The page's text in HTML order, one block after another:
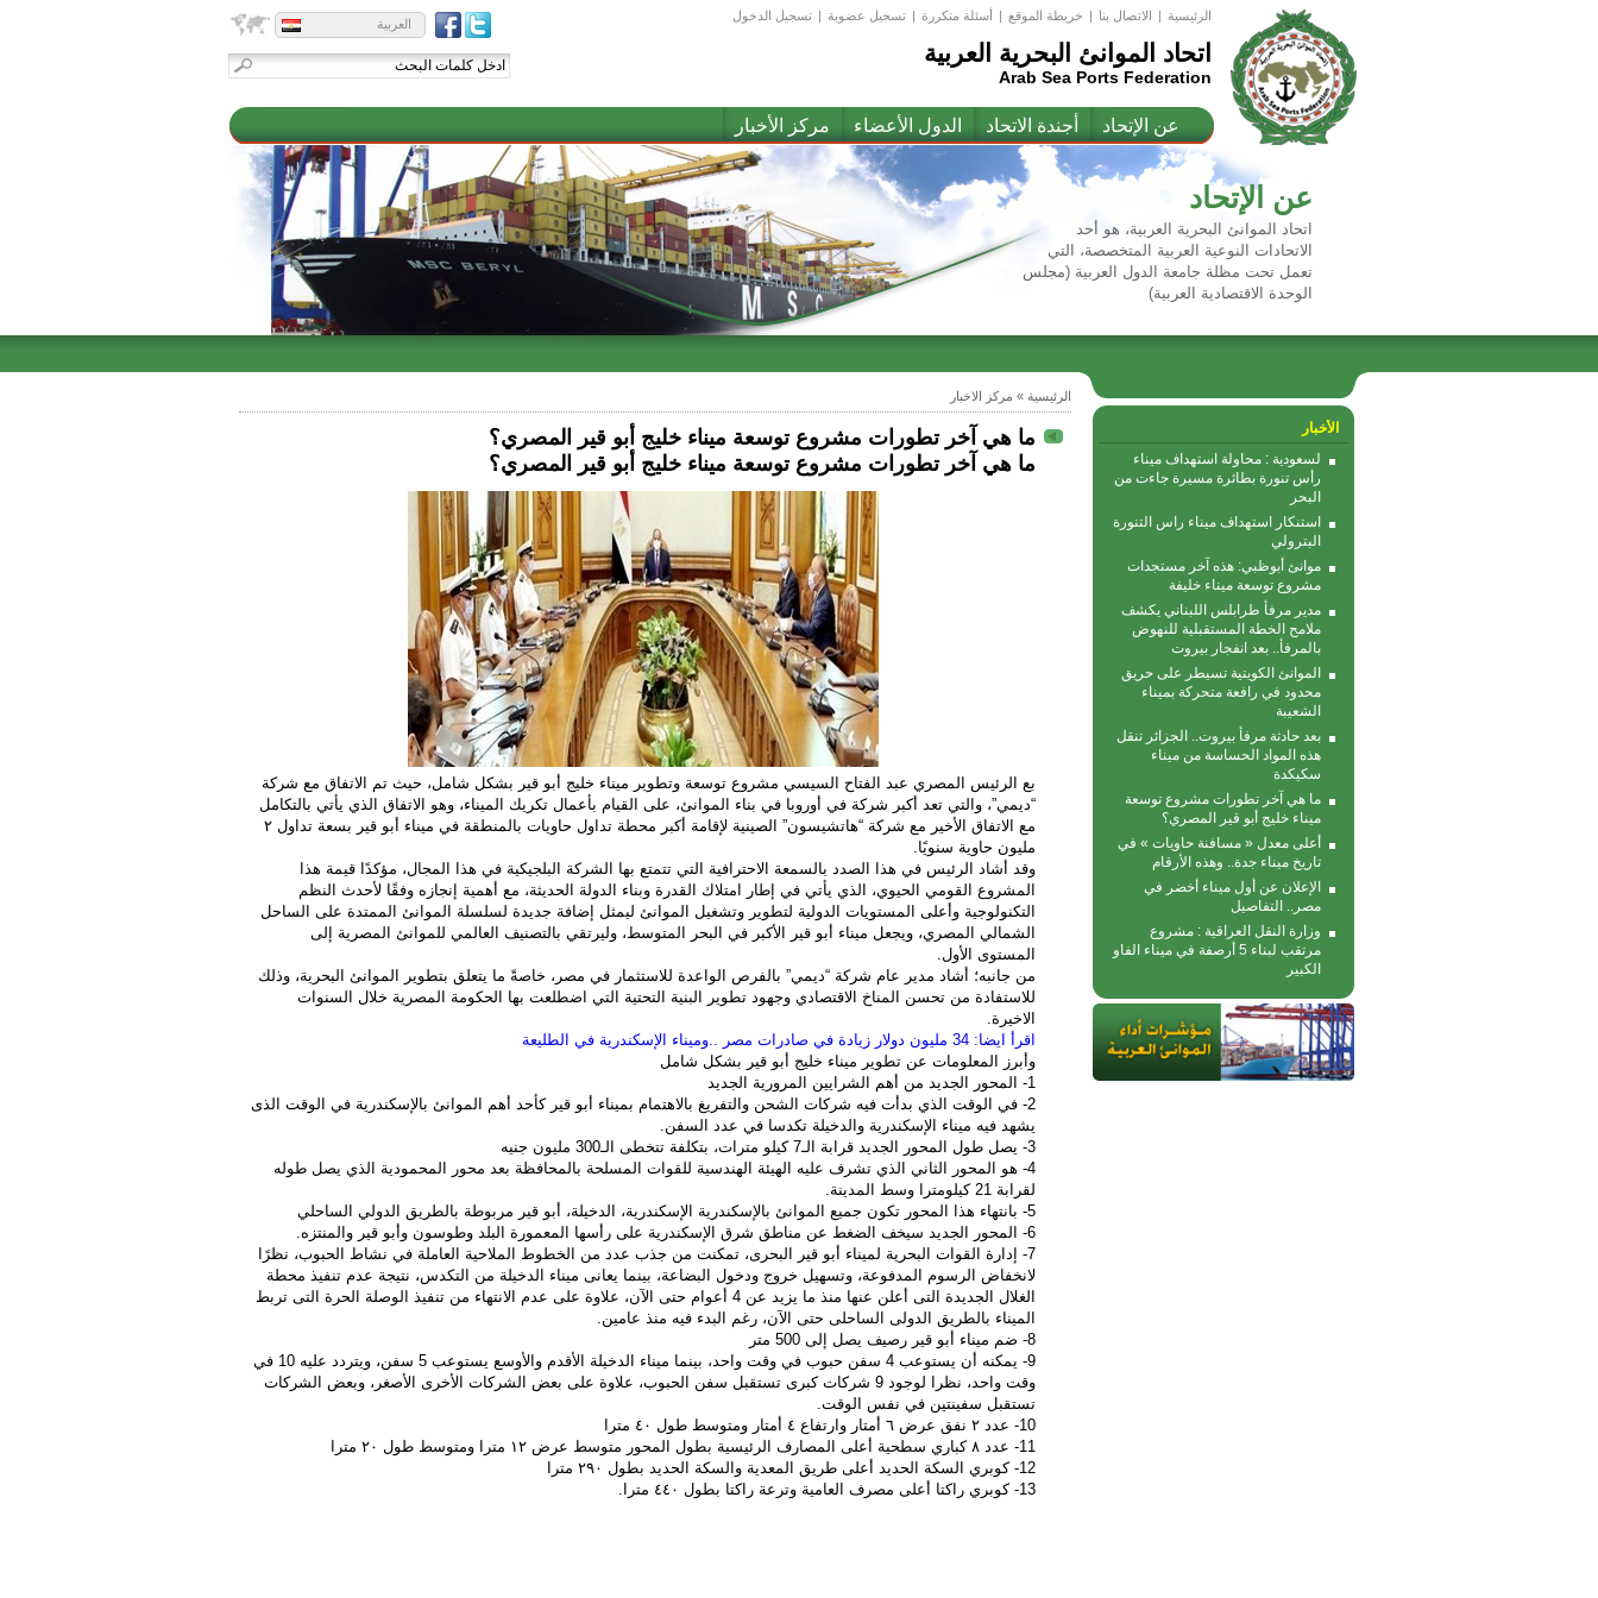
الرئيسية | اﻻتصال بنا | خريطة الموقع | أسئلة متكررة | تسجيل عضوبة | تسجيل الدخول
اتحاد الموانئ البحرية العربية
Arab Sea Ports Federation
العربية
عن الإتحاد أجندة الاتحاد الدول الأعضاء مركز الأخبار
عن الإتحاد
اتحاد الموانئ البحرية العربية، هو أحد
الاتحادات النوعية العربية المتخصصة، التي
تعمل تحت مظلة جامعة الدول العربية (مجلس
الوحدة الاقتصادية العربية)
الأخبار
لسعودية : محاولة استهداف ميناء
رأس تنورة بطائرة مسيرة جاءت من
البحر
استنكار استهداف ميناء راس التنورة
البترولي
موانئ أبوظبي: هذه آخر مستجدات
مشروع توسعة ميناء خليفة
مدير مرفأ طرابلس اللبناني يكشف
ملامح الخطة المستقبلية للنهوض
بالمرفأ.. بعد انفجار بيروت
الموانئ الكويتية تسيطر على حريق
محدود في رافعة متحركة بمیناء
الشعیبة
بعد حادثة مرفأ بيروت.. الجزائر تنقل
هذه المواد الحساسة من ميناء
سكيكدة
ما هي آخر تطورات مشروع توسعة
ميناء خليج أبو قير المصري؟
أعلى معدل « مسافنة حاويات » في
تاريخ ميناء جدة.. وهذه الأرقام
الإعلان عن أول ميناء أخضر في
مصر.. التفاصيل
وزارة النقل العراقية : مشروع
مرتقب لبناء 5 أرصفة في ميناء الفاو
الكبير
الرئيسية » مركز الاخبار
ما هي آخر تطورات مشروع توسعة ميناء خليج أبو قير المصري؟
ما هي آخر تطورات مشروع توسعة ميناء خليج أبو قير المصري؟
بع الرئيس المصري عبد الفتاح السيسي مشروع توسعة وتطوير ميناء خليج أبو قير بشكل شامل، حيث تم الاتفاق مع شركة
“ديمي”، والتي تعد أكبر شركة في أوروبا في بناء الموانئ، على القيام بأعمال تكريك الميناء، وهو الاتفاق الذي يأتي بالتكامل
مع الاتفاق الأخير مع شركة “هاتشيسون” الصينية لإقامة أكبر محطة تداول حاويات بالمنطقة في ميناء أبو قير بسعة تداول ٢
مليون حاوية سنويًا.
وقد أشاد الرئيس في هذا الصدد بالسمعة الاحترافية التي تتمتع بها الشركة البلجيكية في هذا المجال، مؤكدًا قيمة هذا
المشروع القومي الحيوي، الذي يأتي في إطار امتلاك القدرة وبناء الدولة الحديثة، مع أهمية إنجازه وفقًا لأحدث النظم
التكنولوجية وأعلى المستويات الدولية لتطوير وتشغيل الموانئ ليمثل إضافة جديدة لسلسلة الموانئ الممتدة على الساحل
الشمالي المصري، ويجعل ميناء أبو قير الأكبر في البحر المتوسط، وليرتقي بالتصنيف العالمي للموانئ المصرية إلى
المستوى الأول.
من جانبه؛ أشاد مدير عام شركة “ديمي” بالفرص الواعدة للاستثمار في مصر، خاصةً ما يتعلق بتطوير الموانئ البحرية، وذلك
للاستفادة من تحسن المناخ الاقتصادي وجهود تطوير البنية التحتية التي اضطلعت بها الحكومة المصرية خلال السنوات
الاخيرة.
اقرأ ايضا: 34 مليون دولار زيادة في صادرات مصر ..وميناء الإسكندرية في الطليعة
وأبرز المعلومات عن تطوير ميناء خليج أبو قير بشكل شامل
1- المحور الجديد من أهم الشرايين المرورية الجديد
2- في الوقت الذي بدأت فيه شركات الشحن والتفريغ بالاهتمام بميناء أبو قير كأحد أهم الموانئ بالإسكندرية في الوقت الذى
يشهد فيه ميناء الإسكندرية والدخيلة تكدسا في عدد السفن.
3- يصل طول المحور الجديد قرابة الـ7 كيلو مترات، بتكلفة تتخطى الـ300 مليون جنيه
4- هو المحور الثاني الذي تشرف عليه الهيئة الهندسية للقوات المسلحة بالمحافظة بعد محور المحمودية الذي يصل طوله
لقرابة 21 كيلومترا وسط المدينة.
5- بانتهاء هذا المحور تكون جميع الموانئ بالإسكندرية الإسكندرية، الدخيلة، أبو قير مربوطة بالطريق الدولي الساحلي
6- المحور الجديد سيخف الضغط عن مناطق شرق الإسكندرية على رأسها المعمورة البلد وطوسون وأبو قير والمنتزه.
7- إدارة القوات البحرية لميناء أبو قير البحرى، تمكنت من جذب عدد من الخطوط الملاحية العاملة في نشاط الحبوب، نظرًا
لانخفاض الرسوم المدفوعة، وتسهيل خروج ودخول البضاعة، بينما يعانى ميناء الدخيلة من التكدس، نتيجة عدم تنفيذ محطة
الغلال الجديدة التى أعلن عنها منذ ما يزيد عن 4 أعوام حتى الآن، علاوة على عدم الانتهاء من تنفيذ الوصلة الحرة التى تربط
الميناء بالطريق الدولى الساحلى حتى الآن، رغم البدء فيه منذ عامين.
8- ضم ميناء أبو قير رصيف يصل إلى 500 متر
9- يمكنه أن يستوعب 4 سفن حبوب في وقت واحد، بينما ميناء الدخيلة الأقدم والأوسع يستوعب 5 سفن، ويتردد عليه 10 في
وقت واحد، نظرا لوجود 9 شركات كبرى تستقبل سفن الحبوب، علاوة على بعض الشركات الأخرى الأصغر، وبعض الشركات
تستقبل سفينتين في نفس الوقت.
10- عدد ٢ نفق عرض ٦ أمتار وارتفاع ٤ أمتار ومتوسط طول ٤٠ مترا
11- عدد ٨ كباري سطحية أعلى المصارف الرئيسية بطول المحور متوسط عرض ١٢ مترا ومتوسط طول ٢٠ مترا
12- كوبري السكة الحديد أعلى طريق المعدية والسكة الحديد بطول ٢٩٠ مترا
13- كوبري راكتا أعلى مصرف العامية وترعة راكتا بطول ٤٤٠ مترا.